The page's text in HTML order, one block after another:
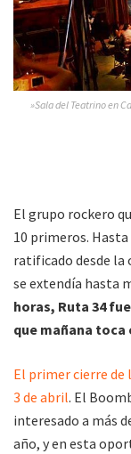
»Sala del Teatrino en
El grupo rockero
10 primeros.
ratificado desde la
se extendía hasta
horas, Ruta 34
que mañana toca
El primer cierre de
3 de abril. El
interesado a más
año, y en esta